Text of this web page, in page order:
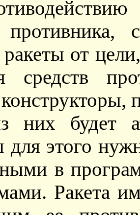
от
средств
них будет
для этого
в
Ракета